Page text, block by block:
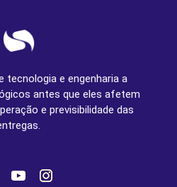
tecnologia e engenharia a
antes que eles afetem
e previsibilidade das